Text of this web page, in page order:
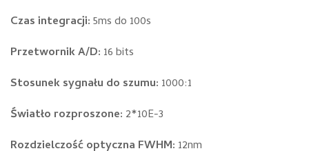
Czas integracji:5ms do 100s
Przetwornik A/D: 16 bits
Stosunek sygnału do szumu: 1000:1
Światło rozproszone: 2*10E-3
Rozdzielczość optyczna FWHM: 12nm